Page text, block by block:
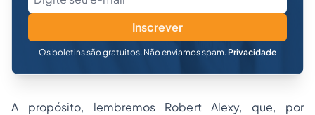
Inscrever
Os boletins são gratuitos. Não enviamos spam. Privacidade
A propósito, lembremos Robert Alexy, que, por